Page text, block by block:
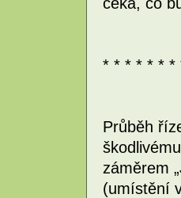
* * * * * * *
Průběh
záměrem
(umístění